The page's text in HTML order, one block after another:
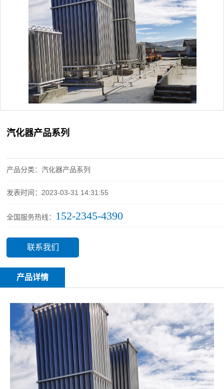
汽化器产品系列
产品分类：汽化器产品系列
发表时间：2023-03-31 14:31:55
全国服务热线： 152-2345-4390
联系我们
产品详情